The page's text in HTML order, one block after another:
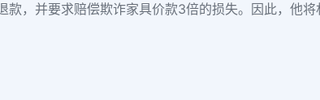
，并要求赔偿欺诈家具价款3倍的损失。因此，他